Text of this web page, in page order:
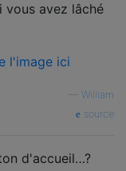
vous avez lâché
William
source
d'accueil…?